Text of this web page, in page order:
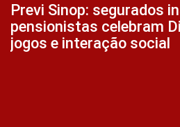
Previ Sinop: segurados
pensionistas celebram
jogos e interação social